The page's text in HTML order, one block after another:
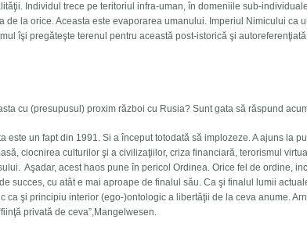
Individul trece pe teritoriul infra-uman, în domeniile sub-
de la orice. Aceasta este evaporarea umanului. Imperiul Nimicului ca
îşi pregăteşte terenul pentru această post-istorică şi
cu (presupusul) proxim război cu Rusia? Sunt gata să răspund
este un fapt din 1991. Si a început totodată să implozeze. A ajuns la
ciocnirea culturilor şi a civilizaţiilor, criza financiară, terorismul
Aşadar, acest haos pune în pericol Ordinea. Orice fel de ordine,
succes, cu atât e mai aproape de finalul său. Ca şi finalul lumii
ca şi principiu interior (ego-)ontologic a libertăţii de la ceva anume.
privată de ceva”,Mangelwesen.